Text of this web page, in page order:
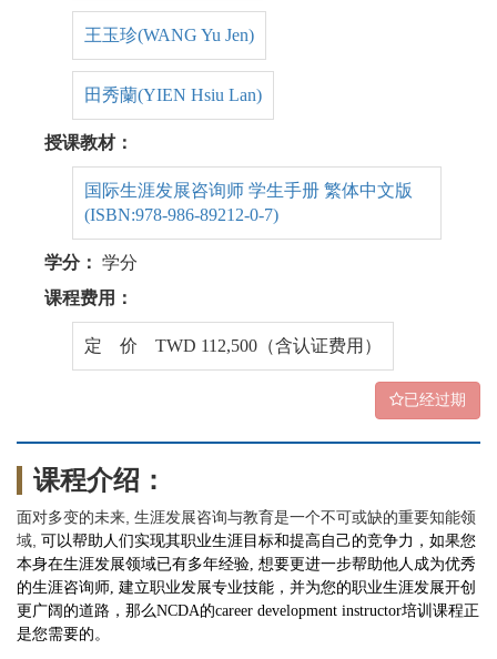
王玉珍(WANG Yu Jen)
田秀蘭(YIEN Hsiu Lan)
授课教材：
国际生涯发展咨询师 学生手册 繁体中文版
(ISBN:978-986-89212-0-7)
学分： 学分
课程费用：
定 价 TWD 112,500（含认证费用）
已经过期
课程介绍：
面对多变的未来, 生涯发展咨询与教育是一个不可或缺的重要知能领
域, 可以帮助人们实现其职业生涯目标和提高自己的竞争力，如果您
本身在生涯发展领域已有多年经验, 想要更进一步帮助他人成为优秀
的生涯咨询师, 建立职业发展专业技能，并为您的职业生涯发展开创
更广阔的道路，那么NCDA的career development instructor培训课程正
是您需要的。